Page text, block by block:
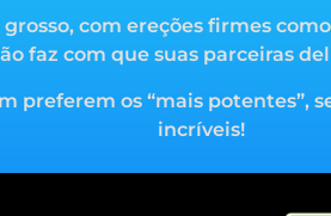
com ereções firmes
faz com que suas parceiras
preferem os “mais potentes”, s
incríveis!